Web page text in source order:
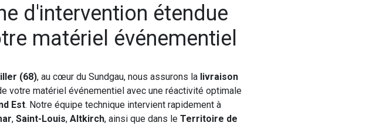
d'intervention étendue
matériel événementiel
(68), au cœur du Sundgau, nous assurons la livraison
votre matériel événementiel avec une réactivité optimale
Est. Notre équipe technique intervient rapidement à
, Saint-Louis, Altkirch, ainsi que dans le Territoire de